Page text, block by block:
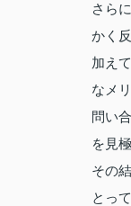
さら
かく
加え
なメ
問い
を見
その
とっ